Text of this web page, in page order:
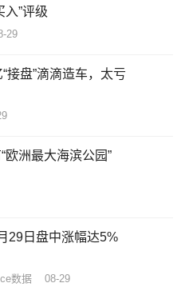
入”评级
29
接盘”滴滴造车，太亏
欧洲最大海滨公园”
29日盘中涨幅达5%
数据 08-29